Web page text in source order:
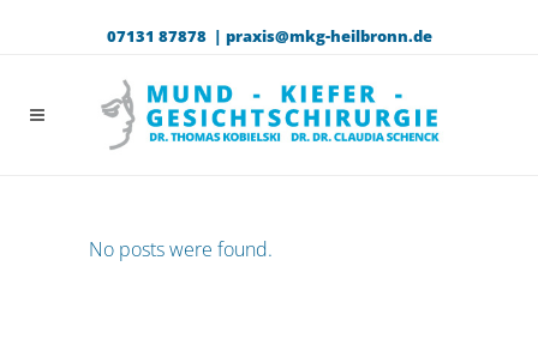
07131 87878 | praxis@mkg-heilbronn.de
No posts were found.